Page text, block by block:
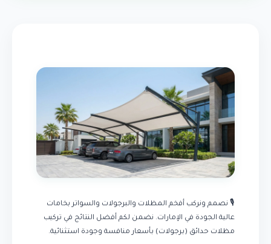
🎙️ نصمم ونركب أفخم المظلات والبرجولات والسواتر بخامات
عالية الجودة في الإمارات. نضمن لكم أفضل النتائج في تركيب
مظلات حدائق (برجولات) بأسعار منافسة وجودة استثنائية.